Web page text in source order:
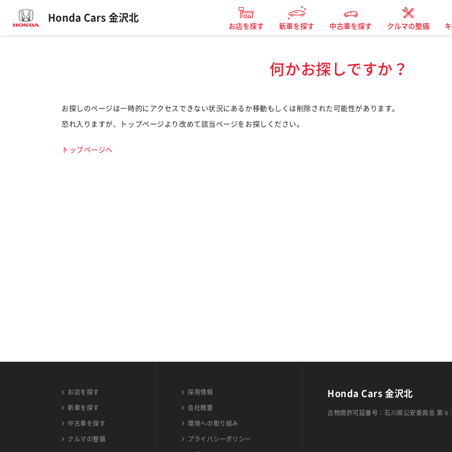
Honda Cars 金沢北
お店を探す 新車を探す 中古車を探す クルマの整備
何かお探しですか？
お探しのページは一時的にアクセスできない状況にあるか移動もしくは削除された可能性があります。
恐れ入りますが、トップページより改めて該当ページをお探しください。
トップページへ
お店を探す
新車を探す
中古車を探す
クルマの整備
採用情報
会社概要
環境への取り組み
プライバシーポリシー
Honda Cars 金沢北
古物商許可証番号：石川県公安委員会 第６